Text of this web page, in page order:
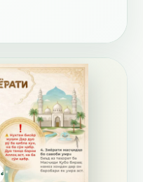
Tajik забо́ни тоҷикӣ́ الطاجيكية